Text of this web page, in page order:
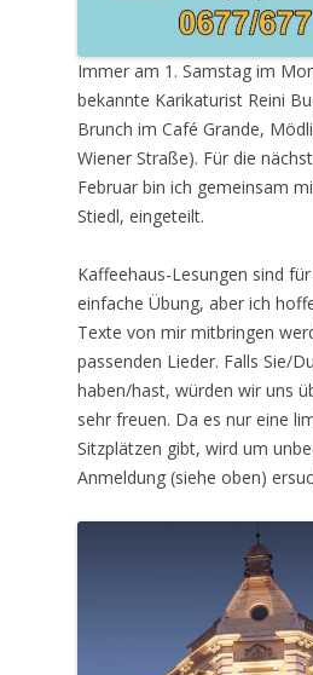
Immer am 1. Samstag im
bekannte Karikaturist Reini
Brunch im Café Grande,
Wiener Straße). Für die
Februar bin ich gemeinsam
Stiedl, eingeteilt.
Kaffeehaus-Lesungen sind
einfache Übung, aber ich
Texte von mir mitbringen
passenden Lieder. Falls Sie/
haben/hast, würden wir uns
sehr freuen. Da es nur eine
Sitzplätzen gibt, wird um
Anmeldung (siehe oben)